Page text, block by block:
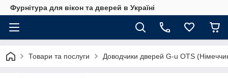
Фурнітура для вікон та дверей в Україні
Товари та послуги Доводчики дверей G-u OTS